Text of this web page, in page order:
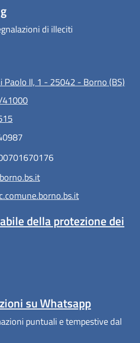
di illeciti
Paolo II, 1 - 25042 - Borno (BS)
41000
della protezione dei
su Whatsapp
puntuali e tempestive dal